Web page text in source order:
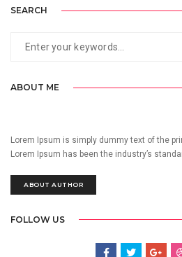
SEARCH
ABOUT ME
Lorem Ipsum is simply dummy text of the
Lorem Ipsum has been the industry’s
ABOUT AUTHOR
FOLLOW US